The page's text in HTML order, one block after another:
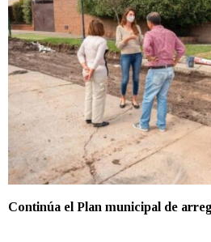
Continúa el Plan municipal de